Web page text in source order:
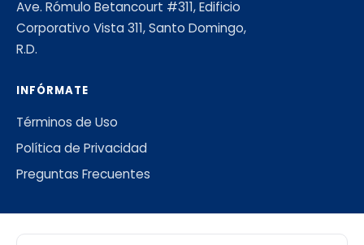
Ave. Rómulo Betancourt #311, Edificio
Corporativo Vista 311, Santo Domingo,
R.D.
INFÓRMATE
Términos de Uso
Política de Privacidad
Preguntas Frecuentes